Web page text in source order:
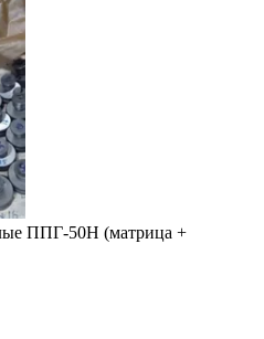
ППГ-50Н (матрица +